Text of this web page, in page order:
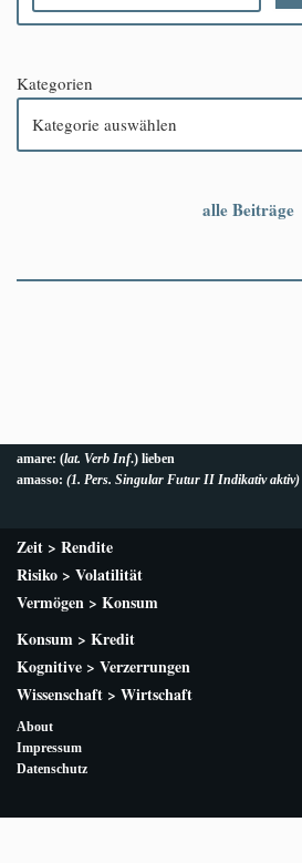
Kategorien
alle Beiträge
amare: (lat. Verb Inf.) lieben
amasso: (1. Pers. Singular Futur II Indikativ aktiv)
Zeit > Rendite
Risiko > Volatilität
Vermögen > Konsum
Konsum > Kredit
Kognitive > Verzerrungen
Wissenschaft > Wirtschaft
About
Impressum
Datenschutz